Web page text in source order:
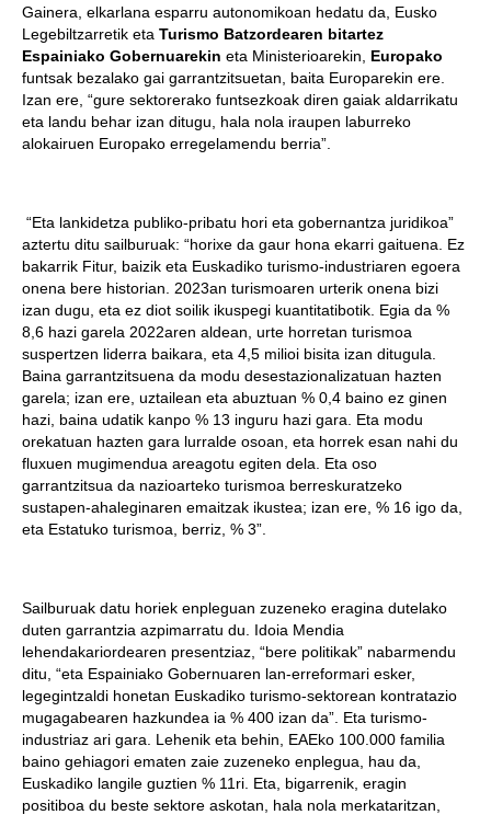
Gainera, elkarlana esparru autonomikoan hedatu da, Eusko
Legebiltzarretik eta Turismo Batzordearen bitartez
Espainiako Gobernuarekin eta Ministerioarekin, Europako
funtsak bezalako gai garrantzitsuetan, baita Europarekin ere.
Izan ere, “gure sektorerako funtsezkoak diren gaiak aldarrikatu
eta landu behar izan ditugu, hala nola iraupen laburreko
alokairuen Europako erregelamendu berria”.
“Eta lankidetza publiko-pribatu hori eta gobernantza juridikoa”
aztertu ditu sailburuak: “horixe da gaur hona ekarri gaituena. Ez
bakarrik Fitur, baizik eta Euskadiko turismo-industriaren egoera
onena bere historian. 2023an turismoaren urterik onena bizi
izan dugu, eta ez diot soilik ikuspegi kuantitatibotik. Egia da %
8,6 hazi garela 2022aren aldean, urte horretan turismoa
suspertzen liderra baikara, eta 4,5 milioi bisita izan ditugula.
Baina garrantzitsuena da modu desestazionalizatuan hazten
garela; izan ere, uztailean eta abuztuan % 0,4 baino ez ginen
hazi, baina udatik kanpo % 13 inguru hazi gara. Eta modu
orekatuan hazten gara lurralde osoan, eta horrek esan nahi du
fluxuen mugimendua areagotu egiten dela. Eta oso
garrantzitsua da nazioarteko turismoa berreskuratzeko
sustapen-ahaleginaren emaitzak ikustea; izan ere, % 16 igo da,
eta Estatuko turismoa, berriz, % 3”.
Sailburuak datu horiek enpleguan zuzeneko eragina dutelako
duten garrantzia azpimarratu du. Idoia Mendia
lehendakariordearen presentziaz, “bere politikak” nabarmendu
ditu, “eta Espainiako Gobernuaren lan-erreformari esker,
legegintzaldi honetan Euskadiko turismo-sektorean kontratazio
mugagabearen hazkundea ia % 400 izan da”. Eta turismo-
industriaz ari gara. Lehenik eta behin, EAEko 100.000 familia
baino gehiagori ematen zaie zuzeneko enplegua, hau da,
Euskadiko langile guztien % 11ri. Eta, bigarrenik, eragin
positiboa du beste sektore askotan, hala nola merkataritzan,